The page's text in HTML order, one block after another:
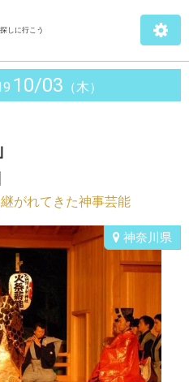
しに行こう
10/03 （木）
がれてきた神事芸能
神奈川県